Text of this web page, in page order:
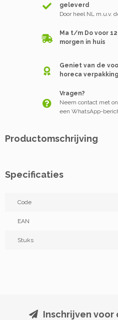
geleverd
Door heel NL m.u.v.
Ma t/m Do voor
morgen in huis
Geniet van de
horeca
Vragen?
Neem contact met
een WhatsApp-
Productomschrijving
Specificaties
Code
EAN
Stuks
Inschrijven voor